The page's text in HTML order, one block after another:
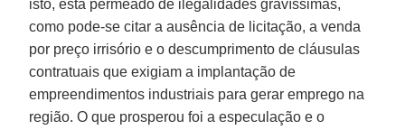
isto, está permeado de ilegalidades gravíssimas,
como pode-se citar a ausência de licitação, a venda
por preço irrisório e o descumprimento de cláusulas
contratuais que exigiam a implantação de
empreendimentos industriais para gerar emprego na
região. O que prosperou foi a especulação e o